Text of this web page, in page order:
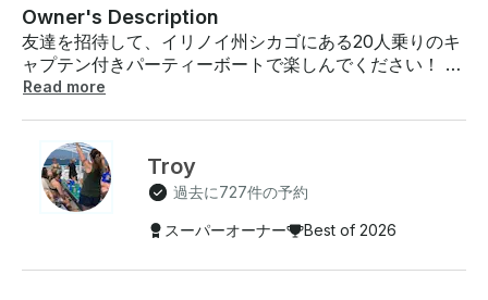
Owner's Description
友達を招待して、イリノイ州シカゴにある20人乗りのキ
ャプテン付きパーティーボートで楽しんでください！ *
すべてのボートは米国沿岸警備隊の認可を受けており、
ます！ 毎日のスケジュールは 、午前10時～午後1時、午
後1時30分～午後4時、午後5時～午後8時です。船長付き
デッキボートの特徴： • ビアポン＆フリップカップテー
ブル • 水泳用のアクアマットとヌードル • ジャムに最適
クオートのクーラーとアイス • 簡単にロールバックして
Read more
Troy
過去に727件の予約
スーパーオーナー Best of 2026